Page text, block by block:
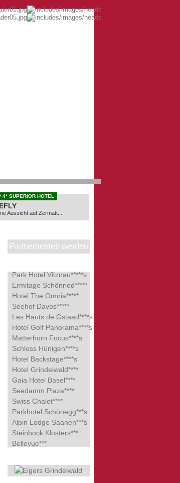
4* SUPERIOR HOTEL
Aussicht auf Zermatt...
Partnerbetrieb werden
Park Hotel Vitznau*****s
Ermitage Schönried*****
Hotel The Omnia*****
Seehof Davos*****
Les Hauts de Gstaad****s
Hotel Golf Panorama****s
Matterhorn Focus****s
Schloss Hünigen****s
Hotel Backstage****s
Hotel Grindelwald****
Gaia Hotel Basel****
Seedamm Plaza****
Swiss Chalet****
Parkhotel Schönegg***s
Alpin Lodge Saanen***s
Steinbock Klosters***
Bellevue***